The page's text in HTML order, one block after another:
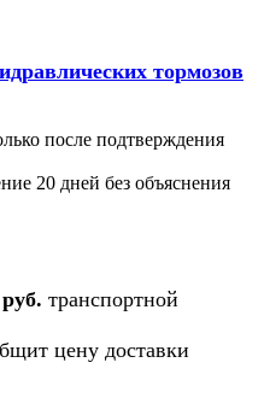
тормозов
после подтверждения
20 дней без объяснения
транспортной
цену доставки